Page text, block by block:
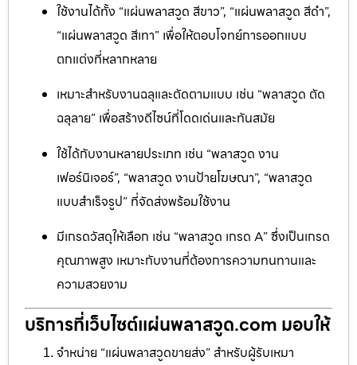
ใช้งานได้ทั้ง “แผ่นพลาสวูด สีขาว”, “แผ่นพลาสวูด สีดำ”,
“แผ่นพลาสวูด สีเทา” เพื่อให้ตอบโจทย์การออกแบบ
ตกแต่งที่หลากหลาย
เหมาะสำหรับงานฉลุและตัดตามแบบ เช่น “พลาสวูด ตัด
ฉลุลาย” เพื่อสร้างดีไซน์ที่โดดเด่นและทันสมัย
ใช้ได้กับงานหลายประเภท เช่น “พลาสวูด งาน
เฟอร์นิเจอร์”, “พลาสวูด งานป้ายโฆษณา”, “พลาสวูด
แบบสำเร็จรูป” ที่จัดส่งพร้อมใช้งาน
มีเกรดวัสดุให้เลือก เช่น “พลาสวูด เกรด A” ซึ่งเป็นเกรด
คุณภาพสูง เหมาะกับงานที่ต้องการความทนทานและ
ความสวยงาม
บริการที่เว็บไซต์แผ่นพลาสวูด.com มอบให้
จำหน่าย “แผ่นพลาสวูดขายส่ง” สำหรับผู้รับเหมา